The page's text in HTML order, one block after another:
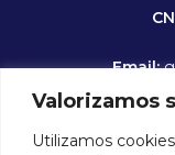
Valorizamos
Utilizamos
Email:
Horário de